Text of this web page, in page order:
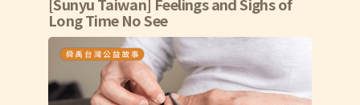
Long Time No See